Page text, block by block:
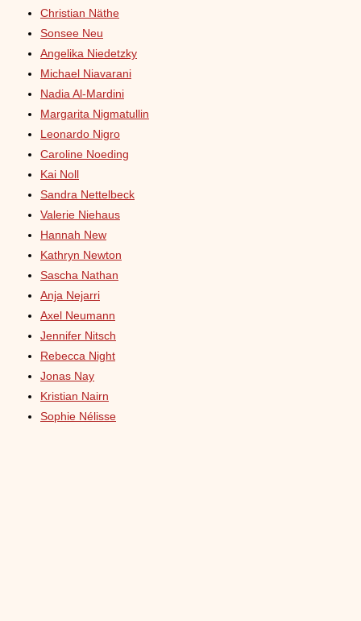
Christian Näthe
Sonsee Neu
Angelika Niedetzky
Michael Niavarani
Nadia Al-Mardini
Margarita Nigmatullin
Leonardo Nigro
Caroline Noeding
Kai Noll
Sandra Nettelbeck
Valerie Niehaus
Hannah New
Kathryn Newton
Sascha Nathan
Anja Nejarri
Axel Neumann
Jennifer Nitsch
Rebecca Night
Jonas Nay
Kristian Nairn
Sophie Nélisse